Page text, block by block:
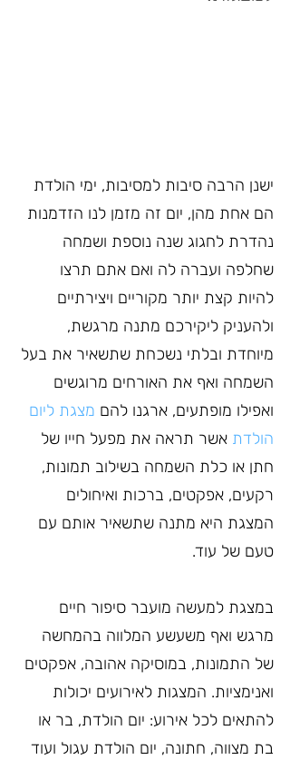
ישנן הרבה סיבות למסיבות, ימי הולדת
הם אחת מהן, יום זה מזמן לנו הזדמנות
נהדרת לחגוג שנה נוספת ושמחה
שחלפה ועברה לה ואם אתם תרצו
להיות קצת יותר מקוריים ויצירתיים
ולהעניק ליקירכם מתנה מרגשת,
מיוחדת ובלתי נשכחת שתשאיר את בעל
השמחה ואף את האורחים מרוגשים
ואפילו מופתעים, ארגנו להם מצגת ליום
הולדת אשר תראה את מפעל חייו של
חתן או כלת השמחה בשילוב תמונות,
רקעים, אפקטים, ברכות ואיחולים
המצגת היא מתנה שתשאיר אותם עם
טעם של עוד.
במצגת למעשה מועבר סיפור חיים
מרגש ואף משעשע המלווה בהמחשה
של התמונות, במוסיקה אהובה, אפקטים
ואנימציות. המצגות לאירועים יכולות
להתאים לכל אירוע: יום הולדת, בר או
בת מצווה, חתונה, יום הולדת עגול ועוד